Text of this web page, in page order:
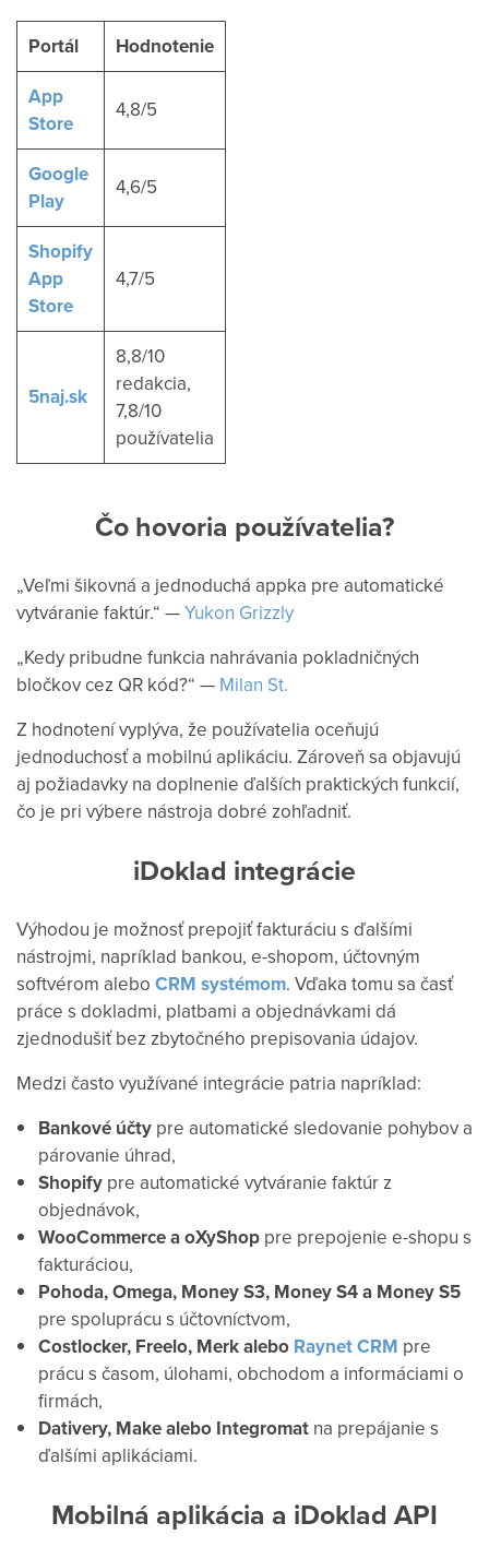
Portál
Hodnotenie
App
Store
4,8/5
Google
Play
4,6/5
Shopify
App
Store
4,7/5
5naj.sk
8,8/10
redakcia,
7,8/10
používatelia
Čo hovoria používatelia?
„Veľmi šikovná a jednoduchá appka pre automatické
vytváranie faktúr.“ —Yukon Grizzly
„Kedy pribudne funkcia nahrávania pokladničných
bločkov cez QR kód?“ — Milan St.
Z hodnotení vyplýva, že používatelia oceňujú
jednoduchosť a mobilnú aplikáciu. Zároveň sa objavujú
aj požiadavky na doplnenie ďalších praktických funkcií,
čo je pri výbere nástroja dobré zohľadniť.
iDoklad integrácie
Výhodou je možnosť prepojiť fakturáciu s ďalšími
nástrojmi, napríklad bankou, e-shopom, účtovným
softvérom alebo CRM systémom. Vďaka tomu sa časť
práce s dokladmi, platbami a objednávkami dá
zjednodušiť bez zbytočného prepisovania údajov.
Medzi často využívané integrácie patria napríklad:
Bankové účty pre automatické sledovanie pohybov a
párovanie úhrad,
Shopify pre automatické vytváranie faktúr z
objednávok,
WooCommerce a oXyShop pre prepojenie e-shopu s
fakturáciou,
Pohoda, Omega, Money S3, Money S4 a Money S5
pre spoluprácu s účtovníctvom,
Costlocker, Freelo, Merk alebo Raynet CRM pre
prácu s časom, úlohami, obchodom a informáciami o
firmách,
Dativery, Make alebo Integromat na prepájanie s
ďalšími aplikáciami.
Mobilná aplikácia a iDoklad API